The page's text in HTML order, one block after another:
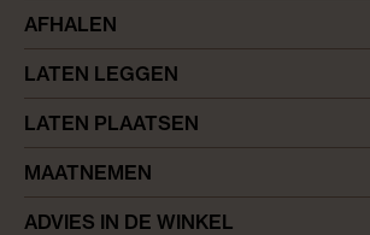
AFHALEN
LATEN LEGGEN
LATEN PLAATSEN
MAATNEMEN
ADVIES IN DE WINKEL